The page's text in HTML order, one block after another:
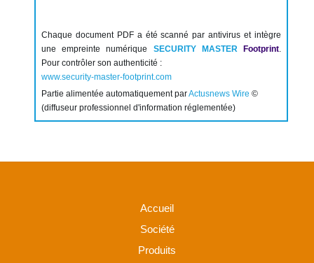
Chaque document PDF a été scanné par antivirus et intègre
une empreinte numérique SECURITY MASTER Footprint
Pour contrôler son authenticité :
www.security-master-footprint.com
Partie alimentée automatiquement parActusnews Wire ©
(diffuseur professionnel d'information réglementée)
Accueil
Société
Produits